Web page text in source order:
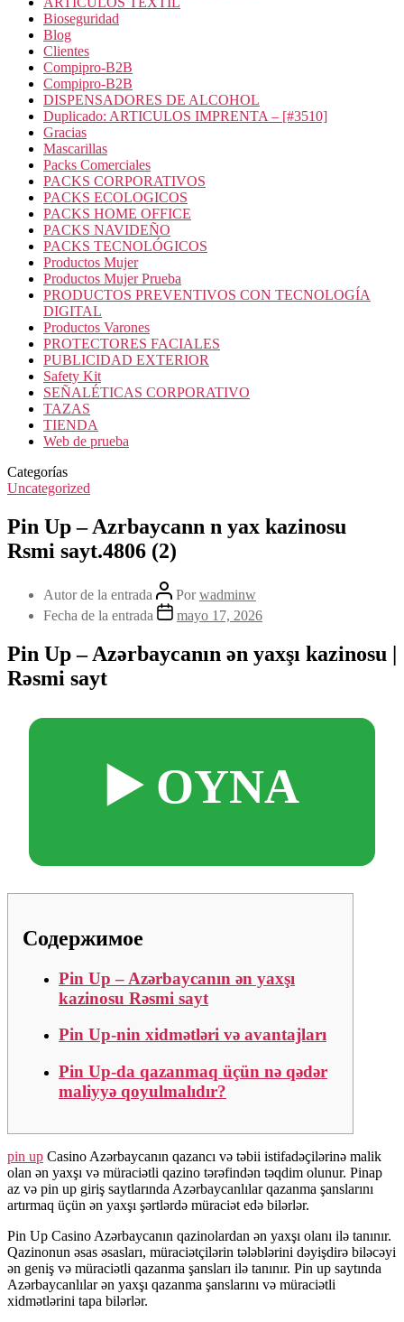
Bioseguridad
Blog
Clientes
Compipro-B2B
Compipro-B2B
DISPENSADORES DE ALCOHOL
Duplicado: ARTICULOS IMPRENTA – [#3510]
Gracias
Mascarillas
Packs Comerciales
PACKS CORPORATIVOS
PACKS ECOLOGICOS
PACKS HOME OFFICE
PACKS NAVIDEÑO
PACKS TECNOLÓGICOS
Productos Mujer
Productos Mujer Prueba
PRODUCTOS PREVENTIVOS CON TECNOLOGÍA
DIGITAL
Productos Varones
PROTECTORES FACIALES
PUBLICIDAD EXTERIOR
Safety Kit
SEÑALÉTICAS CORPORATIVO
TAZAS
TIENDA
Web de prueba
Categorías
Uncategorized
Pin Up – Azrbaycann n yax kazinosu
Rsmi sayt.4806 (2)
Autor de la entrada Porwadminw
Fecha de la entrada
mayo 17, 2026
Pin Up – Azərbaycanın ən yaxşı kazinosu |
Rəsmi sayt
▶️ OYNA
Содержимое
Pin Up – Azərbaycanın ən yaxşı
kazinosu Rəsmi sayt
Pin Up-nin xidmətləri və avantajları
Pin Up-da qazanmaq üçün nə qədər
maliyyə qoyulmalıdır?
pin up Casino Azərbaycanın qazancı və təbii istifadəçilərinə malik
olan ən yaxşı və müraciətli qazino tərəfindən təqdim olunur. Pinap
az və pin up giriş saytlarında Azərbaycanlılar qazanma şanslarını
artırmaq üçün ən yaxşı şərtlərdə müraciət edə bilərlər.
Pin Up Casino Azərbaycanın qazinolardan ən yaxşı olanı ilə tanınır.
Qazinonun əsas əsasları, müraciətçilərin tələblərini dəyişdirə biləcəyi
ən geniş və müraciətli qazanma şansları ilə tanınır. Pin up saytında
Azərbaycanlılar ən yaxşı qazanma şanslarını və müraciətli
xidmətlərini tapa bilərlər.